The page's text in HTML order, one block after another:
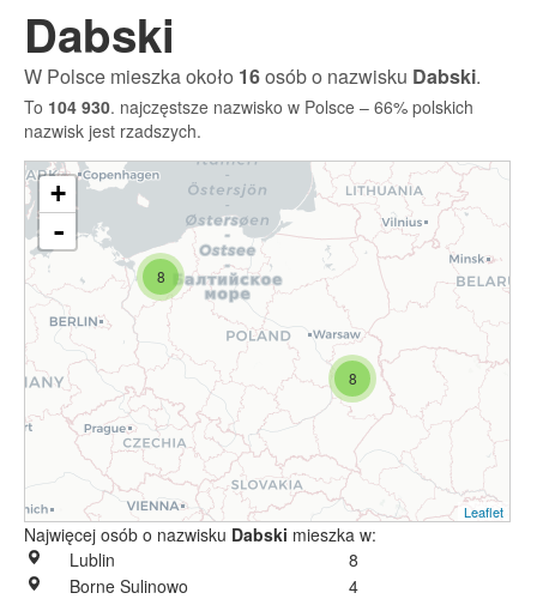
Dabski
W Polsce mieszka około 16osób o nazwisku Dabski.
To 104 930. najczęstsze nazwisko w Polsce – 66% polskich
nazwisk jest rzadszych.
8
8
+
-
Leaflet
Najwięcej osób o nazwisku Dabski mieszka w:
Lublin
8
Borne Sulinowo
4